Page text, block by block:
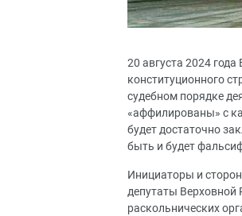
20 августа 2024
конституционного
судебном порядке
«аффилированы» с
будет достаточно
быть и будет
Инициаторы и
депутаты Верховной
раскольнических